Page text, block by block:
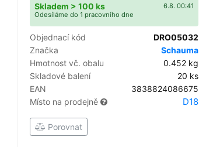
6.8. 00:41
Skladem > 100 ks
Odesíláme do 1 pracovního dne
Objednací kód
DRO05032
Značka
Schauma
Hmotnost vč. obalu
0.452 kg
Skladové balení
20 ks
EAN
3838824086675
Místo na prodejně
D18
Porovnat